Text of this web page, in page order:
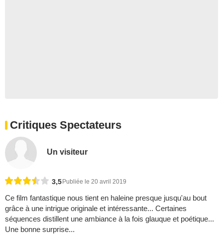
Critiques Spectateurs
Un visiteur
3,5Publiée le 20 avril 2019
Ce film fantastique nous tient en haleine presque jusqu'au bout
grâce à une intrigue originale et intéressante... Certaines
séquences distillent une ambiance à la fois glauque et poétique...
Une bonne surprise...